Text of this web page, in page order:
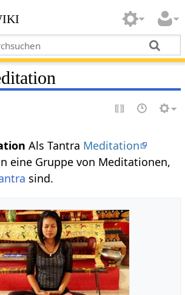
Als Tantra Meditation
eine Gruppe von Meditationen,
sind.